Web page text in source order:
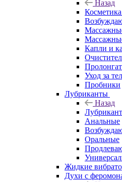
Назад
Капли и
Уход за
Пробники
Лубриканты
Назад
Анальные
Оральные
Жидкие
Духи с